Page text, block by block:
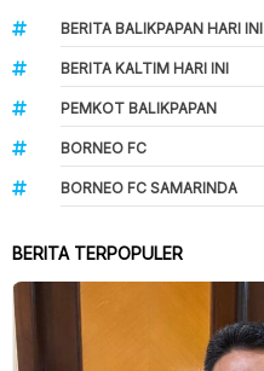
BERITA BALIKPAPAN HARI INI
BERITA KALTIM HARI INI
PEMKOT BALIKPAPAN
BORNEO FC
BORNEO FC SAMARINDA
BERITA TERPOPULER